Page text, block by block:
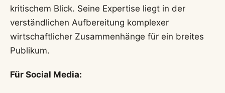
kritischem Blick. Seine Expertise liegt in der
verständlichen Aufbereitung komplexer
wirtschaftlicher Zusammenhänge für ein breites
Publikum.
Für Social Media: